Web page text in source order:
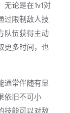
论是在1v1对
过限制敌人技
队伍获得主动
更多时间，也
通常伴随有显
依旧不可小